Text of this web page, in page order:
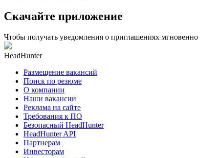
Скачайте приложение
Чтобы получать уведомления о приглашениях мгновенно
HeadHunter
Размещение вакансий
Поиск по резюме
О компании
Наши вакансии
Реклама на сайте
Требования к ПО
Безопасный HeadHunter
HeadHunter API
Партнерам
Инвесторам